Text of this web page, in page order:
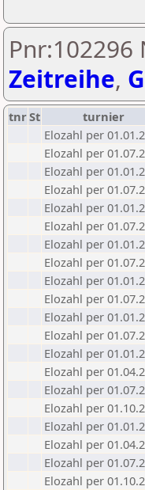
Pnr:102296
Zeitreihe,
tnrSt turnier
Elozahl per
Elozahl per
Elozahl per
Elozahl per
Elozahl per
Elozahl per
Elozahl per
Elozahl per
Elozahl per
Elozahl per
Elozahl per
Elozahl per
Elozahl per
Elozahl per
Elozahl per
Elozahl per
Elozahl per
Elozahl per
Elozahl per
Elozahl per